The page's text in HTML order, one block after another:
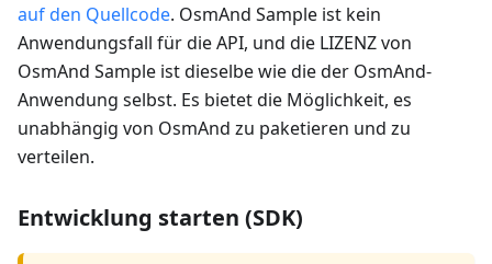
auf den Quellcode. OsmAnd Sample ist kein
Anwendungsfall für die API, und die LIZENZ von
OsmAnd Sample ist dieselbe wie die der OsmAnd-
Anwendung selbst. Es bietet die Möglichkeit, es
unabhängig von OsmAnd zu paketieren und zu
verteilen.
Entwicklung starten (SDK)